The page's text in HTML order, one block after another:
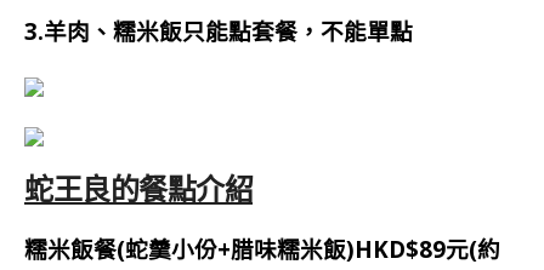
3.羊肉、糯米飯只能點套餐，不能單點
蛇王良的餐點介紹
糯米飯餐(蛇羹小份+腊味糯米飯)HKD$89元(約